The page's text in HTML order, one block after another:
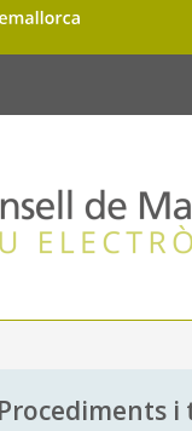
de
Procediments i